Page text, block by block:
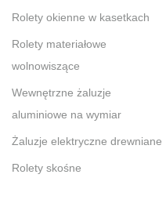
Rolety okienne w kasetkach
Rolety materiałowe
wolnowiszące
Wewnętrzne żaluzje
aluminiowe na wymiar
Żaluzje elektryczne drewniane
Rolety skośne